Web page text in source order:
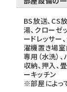
BS放送、CS
湯、クローゼ
ードレッサー
濯機置き場室
専用（水洗）
収納、押入、
ーキッチン
※部屋によっ